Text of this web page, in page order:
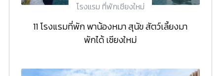
โรงแรม ที่พักเชียงใหม่
11 โรงแรมที่พัก พาน้องหมา สุนัข สัตว์เลี้ยงมา
พักได้ เชียงใหม่